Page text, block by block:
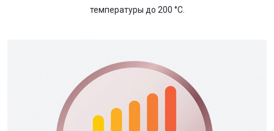
температуры до 200 °C.